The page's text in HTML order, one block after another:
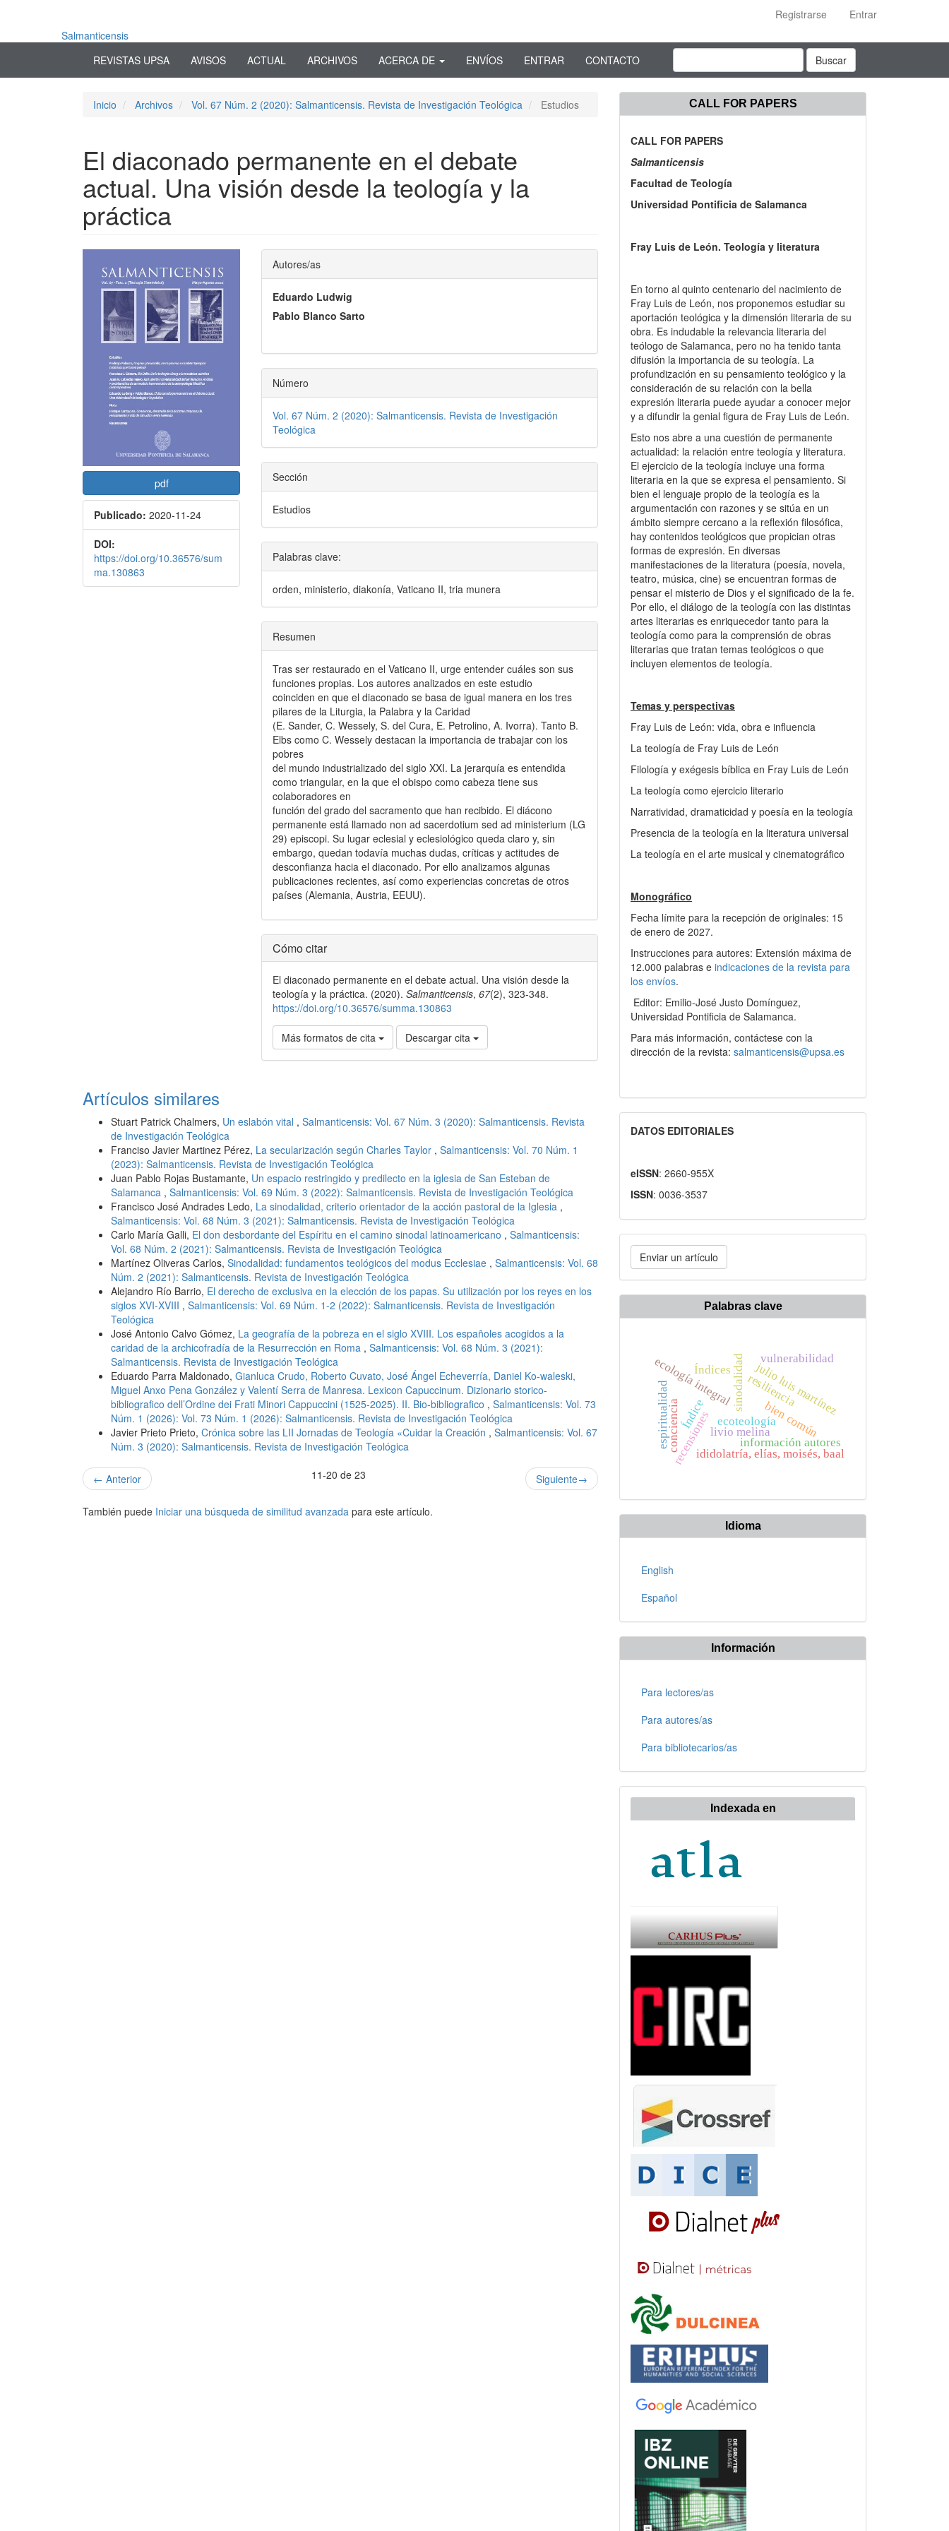
Contenido
lateral
Registrarse
Entrar
Salmanticensis
REVISTAS UPSA
AVISOS ACTUAL ARCHIVOS ACERCA DE ENVÍOS ENTRAR CONTACTO Buscar
Inicio Archivos Vol. 67 Núm. 2 (2020): Salmanticensis. Revista de Investigación Teológica Estudios
El diaconado permanente en el debate
actual. Una visión desde la teología y la
práctica
Barra
lateral
del
artículo
pdf
Publicado: 2020-11-24
DOI:
https://doi.org/10.36576/sum
ma.130863
Contenido
principal
del
artículo
Autores/as
Eduardo Ludwig
Pablo Blanco Sarto
Número
Vol. 67 Núm. 2 (2020): Salmanticensis. Revista de Investigación
Teológica
Sección
Estudios
Palabras clave:
orden, ministerio, diakonía, Vaticano II, tria munera
Resumen
Tras ser restaurado en el Vaticano II, urge entender cuáles son sus
funciones propias. Los autores analizados en este estudio
coinciden en que el diaconado se basa de igual manera en los tres
pilares de la Liturgia, la Palabra y la Caridad
(E. Sander, C. Wessely, S. del Cura, E. Petrolino, A. Ivorra). Tanto B.
Elbs como C. Wessely destacan la importancia de trabajar con los
pobres
del mundo industrializado del siglo XXI. La jerarquía es entendida
como triangular, en la que el obispo como cabeza tiene sus
colaboradores en
función del grado del sacramento que han recibido. El diácono
permanente está llamado non ad sacerdotium sed ad ministerium (LG
29) episcopi. Su lugar eclesial y eclesiológico queda claro y, sin
embargo, quedan todavía muchas dudas, críticas y actitudes de
desconfianza hacia el diaconado. Por ello analizamos algunas
publicaciones recientes, así como experiencias concretas de otros
países (Alemania, Austria, EEUU).
Detalles
del
artículo
Cómo citar
El diaconado permanente en el debate actual. Una visión desde la
teología y la práctica. (2020).Salmanticensis,67(2), 323-348.
https://doi.org/10.36576/summa.130863
Más formatos de cita Descargar cita
Artículos similares
Stuart Patrick Chalmers, Un eslabón vital , Salmanticensis: Vol. 67 Núm. 3 (2020): Salmanticensis. Revista
de Investigación Teológica
Franciso Javier Martinez Pérez, La secularización según Charles Taylor , Salmanticensis: Vol. 70 Núm. 1
(2023): Salmanticensis. Revista de Investigación Teológica
Juan Pablo Rojas Bustamante, Un espacio restringido y predilecto en la iglesia de San Esteban de
Salamanca , Salmanticensis: Vol. 69 Núm. 3 (2022): Salmanticensis. Revista de Investigación Teológica
Francisco José Andrades Ledo, La sinodalidad, criterio orientador de la acción pastoral de la Iglesia ,
Salmanticensis: Vol. 68 Núm. 3 (2021): Salmanticensis. Revista de Investigación Teológica
Carlo María Galli, El don desbordante del Espíritu en el camino sinodal latinoamericano , Salmanticensis:
Vol. 68 Núm. 2 (2021): Salmanticensis. Revista de Investigación Teológica
Martínez Oliveras Carlos, Sinodalidad: fundamentos teológicos del modus Ecclesiae , Salmanticensis: Vol. 68
Núm. 2 (2021): Salmanticensis. Revista de Investigación Teológica
Alejandro Río Barrio, El derecho de exclusiva en la elección de los papas. Su utilización por los reyes en los
siglos XVI-XVIII , Salmanticensis: Vol. 69 Núm. 1-2 (2022): Salmanticensis. Revista de Investigación
Teológica
José Antonio Calvo Gómez, La geografía de la pobreza en el siglo XVIII. Los españoles acogidos a la
caridad de la archicofradía de la Resurrección en Roma , Salmanticensis: Vol. 68 Núm. 3 (2021):
Salmanticensis. Revista de Investigación Teológica
Eduardo Parra Maldonado, Gianluca Crudo, Roberto Cuvato, José Ángel Echeverría, Daniel Ko-waleski,
Miguel Anxo Pena González y Valentí Serra de Manresa. Lexicon Capuccinum. Dizionario storico-
bibliografico dell’Ordine dei Frati Minori Cappuccini (1525-2025). II. Bio-bibliografico , Salmanticensis: Vol. 73
Núm. 1 (2026): Vol. 73 Núm. 1 (2026): Salmanticensis. Revista de Investigación Teológica
Javier Prieto Prieto, Crónica sobre las LII Jornadas de Teología «Cuidar la Creación , Salmanticensis: Vol. 67
Núm. 3 (2020): Salmanticensis. Revista de Investigación Teológica
← Anterior 11-20 de 23 Siguiente→
También puede Iniciar una búsqueda de similitud avanzada para este artículo.
CALL FOR PAPERS
CALL FOR PAPERS
Salmanticensis
Facultad de Teología
Universidad Pontificia de Salamanca
Fray Luis de León. Teología y literatura
En torno al quinto centenario del nacimiento de
Fray Luis de León, nos proponemos estudiar su
aportación teológica y la dimensión literaria de su
obra. Es indudable la relevancia literaria del
teólogo de Salamanca, pero no ha tenido tanta
difusión la importancia de su teología. La
profundización en su pensamiento teológico y la
consideración de su relación con la bella
expresión literaria puede ayudar a conocer mejor
y a difundir la genial figura de Fray Luis de León.
Esto nos abre a una cuestión de permanente
actualidad: la relación entre teología y literatura.
El ejercicio de la teología incluye una forma
literaria en la que se expresa el pensamiento. Si
bien el lenguaje propio de la teología es la
argumentación con razones y se sitúa en un
ámbito siempre cercano a la reflexión filosófica,
hay contenidos teológicos que propician otras
formas de expresión. En diversas
manifestaciones de la literatura (poesía, novela,
teatro, música, cine) se encuentran formas de
pensar el misterio de Dios y el significado de la fe.
Por ello, el diálogo de la teología con las distintas
artes literarias es enriquecedor tanto para la
teología como para la comprensión de obras
literarias que tratan temas teológicos o que
incluyen elementos de teología.
Temas y perspectivas
Fray Luis de León: vida, obra e influencia
La teología de Fray Luis de León
Filología y exégesis bíblica en Fray Luis de León
La teología como ejercicio literario
Narratividad, dramaticidad y poesía en la teología
Presencia de la teología en la literatura universal
La teología en el arte musical y cinematográfico
Monográfico
Fecha límite para la recepción de originales: 15
de enero de 2027.
Instrucciones para autores: Extensión máxima de
12.000 palabras e indicaciones de la revista para
los envíos.
Editor: Emilio-José Justo Domínguez,
Universidad Pontificia de Salamanca.
Para más información, contáctese con la
dirección de la revista: salmanticensis@upsa.es
DATOS EDITORIALES
eISSN: 2660-955X
ISSN: 0036-3537
Enviar
un
artículo
Enviar un artículo
Palabras clave
recensiones información autores
livio melina
conciencia
julio luis martínez
ecoteología
ecología integral
bien común
ididolatría, elías, moisés, baal
sinodalidad
Índice
vulnerabilidad
resiliencia
espiritualidad
Índices
Idioma
English
Español
Información
Para lectores/as
Para autores/as
Para bibliotecarios/as
Indexada en